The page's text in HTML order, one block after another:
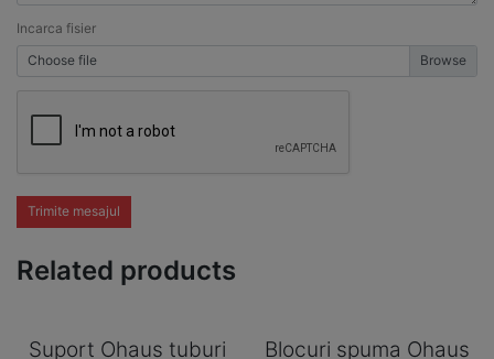
Incarca fisier
Choose file
Trimite mesajul
Related products
Suport Ohaus tuburi
Blocuri spuma Ohaus